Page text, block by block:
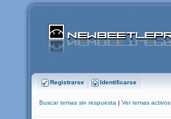
Registrarse Identificarse
Buscar temas sin respuesta | Ver temas activos